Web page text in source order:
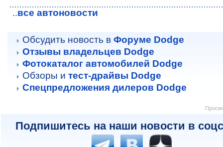
..все автоновости
Обсудить новость в Форуме Dodge
Отзывы владельцев Dodge
Фотокаталог автомобилей Dodge
Обзоры и тест-драйвы Dodge
Спецпредложения дилеров Dodge
Подпишитесь на наши новости в